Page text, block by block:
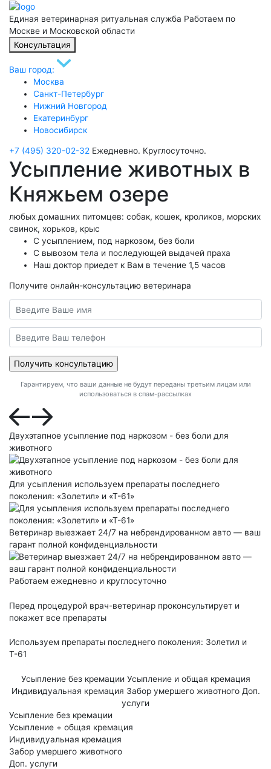
Единая ветеринарная ритуальная служба Работаем по
Москве и Московской области
Консультация
Ваш город:
Москва
Санкт-Петербург
Нижний Новгород
Екатеринбург
Новосибирск
+7 (495) 320-02-32 Ежедневно. Круглосуточно.
Усыпление животных в
Княжьем озере
любых домашних питомцев: собак, кошек, кроликов, морских
свинок, хорьков, крыс
С усыплением, под наркозом, без боли
С вывозом тела и последующей выдачей праха
Наш доктор приедет к Вам в течение 1,5 часов
Получите онлайн-консультацию ветеринара
Гарантируем, что ваши данные не будут переданы третьим лицам или
использоваться в спам-рассылках
Двухэтапное усыпление под наркозом - без боли для
животного
Для усыпления используем препараты последнего
поколения: «Золетил» и «Т-61»
Ветеринар выезжает 24/7 на небрендированном авто — ваш
гарант полной конфиденциальности
Работаем ежедневно и круглосуточно
Перед процедурой врач-ветеринар проконсультирует и
покажет все препараты
Используем препараты последнего поколения: Золетил и
Т-61
Усыпление без кремации Усыпление и общая кремация
Индивидуальная кремация Забор умершего животного Доп.
услуги
Усыпление без кремации
Усыпление + общая кремация
Индивидуальная кремация
Забор умершего животного
Доп. услуги